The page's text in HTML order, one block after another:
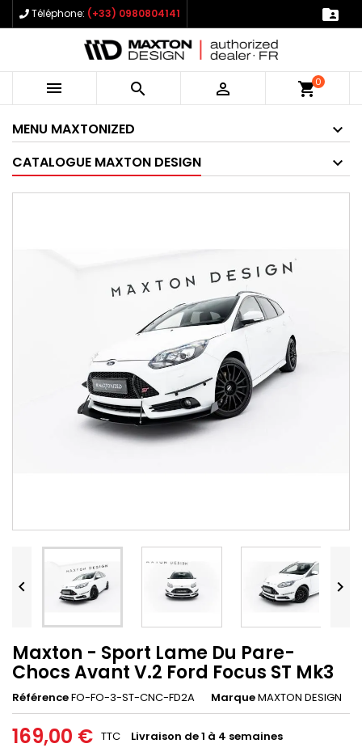
Téléphone: (+33) 0980804141 
   shopping_cart0
MENU MAXTONIZED
CATALOGUE MAXTON DESIGN
 
Maxton - Sport Lame Du Pare-
Chocs Avant V.2 Ford Focus ST Mk3
RéférenceFO-FO-3-ST-CNC-FD2A MarqueMAXTON DESIGN
169,00 € TTC Livraison de 1 à 4 semaines